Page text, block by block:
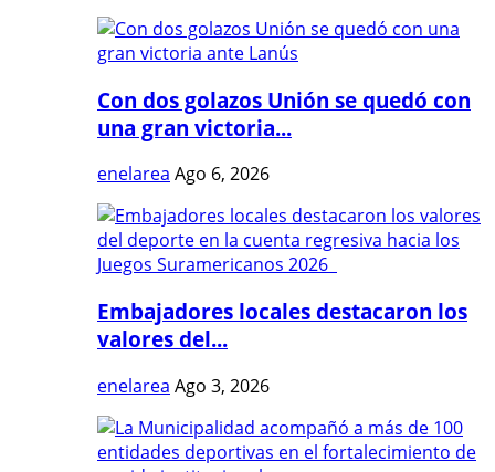
Con dos golazos Unión se quedó con
una gran victoria...
enelarea Ago 6, 2026
Embajadores locales destacaron los
valores del...
enelarea Ago 3, 2026